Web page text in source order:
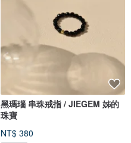
黑瑪瑙 串珠戒指 / JIEGEM 姊的
珠寶
NT$ 380